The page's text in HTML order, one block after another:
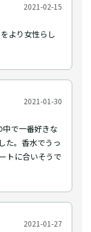
2021-02-15
より女性らし
2021-01-30
で一番好きな
た。香水でうっ
トに合いそうで
2021-01-27